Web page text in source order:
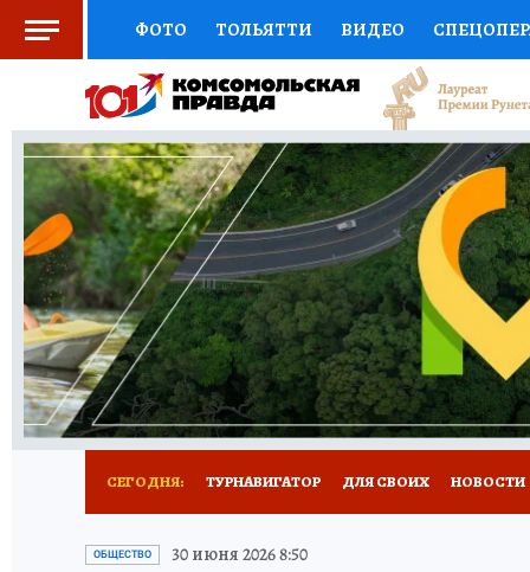
ФОТО ТОЛЬЯТТИ ВИДЕО
СОЦПОДДЕРЖКА НАУКА СПОРТ
ВЫБОР ЭКСПЕРТОВ ДОКТОР
КНИЖНАЯ ПОЛКА ПРОГНОЗЫ НА СПОРТ
ПРЕСС-ЦЕНТР НЕДВИЖИМОСТЬ
КОЛЛЕКЦИИ КП РЕКЛАМА ОБЪЯВЛЕНИЯ
СЕГОДНЯ: ТУРНАВИГАТОР ДЛЯ СВОИХ НОВОСТИ
НАДЕЖНЫЕ РАБОТОДАТЕЛИ
ОБЩЕСТВО 30 июня 2026 8:50